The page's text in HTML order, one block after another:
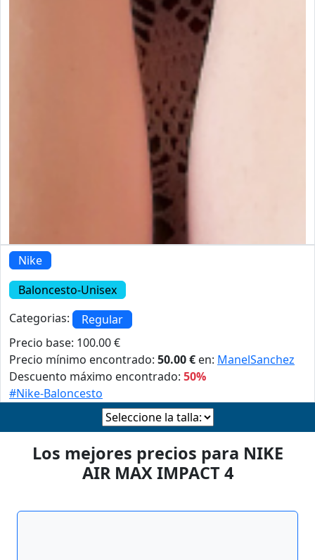
Nike
Baloncesto-Unisex
Categorias:
Regular
Precio base: 100.00 €
Precio mínimo encontrado: 50.00 € en: ManelSanchez
Descuento máximo encontrado: 50%
#Nike-Baloncesto
Los mejores precios para NIKE
AIR MAX IMPACT 4